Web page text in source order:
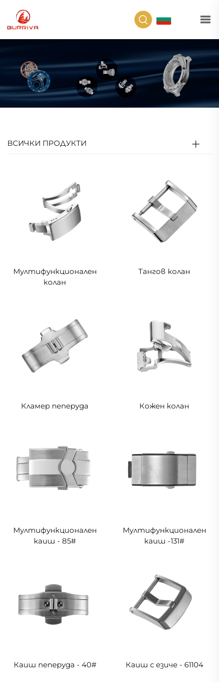
ВСИЧКИ ПРОДУКТИ
Мултифункционален
колан
Тангов колан
Кламер пеперуда Кожен колан
Мултифункционален
каиш - 85#
Мултифункционален
каиш -131#
Каиш пеперуда - 40# Каиш с езиче - 61104